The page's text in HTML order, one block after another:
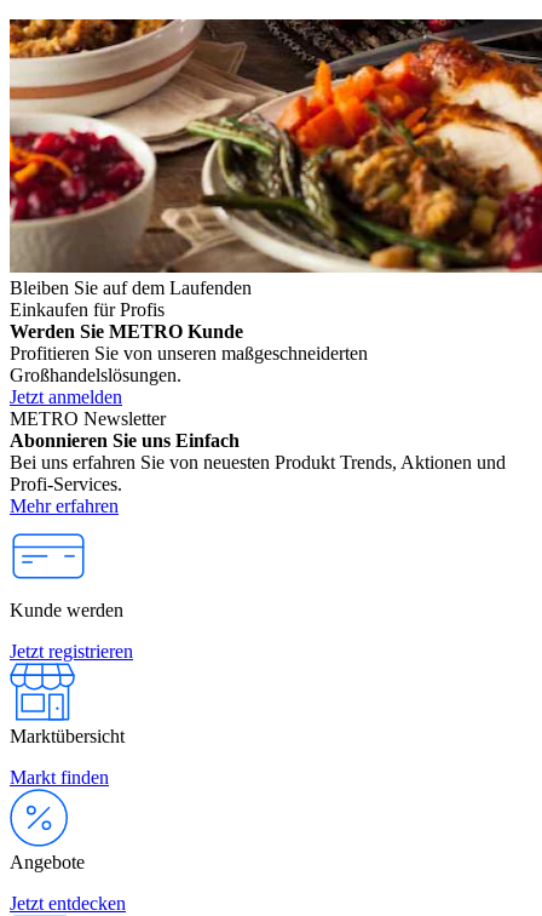
Bleiben Sie auf dem Laufenden
Einkaufen für Profis
Werden Sie METRO Kunde
Profitieren Sie von unseren maßgeschneiderten
Großhandelslösungen.
Jetzt anmelden
METRO Newsletter
Abonnieren Sie uns Einfach
Bei uns erfahren Sie von neuesten Produkt Trends, Aktionen und
Profi-Services.
Mehr erfahren
Kunde werden
Jetzt registrieren
Marktübersicht
Markt finden
Angebote
Jetzt entdecken